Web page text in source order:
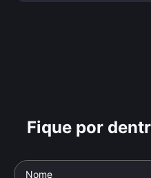
Fique por